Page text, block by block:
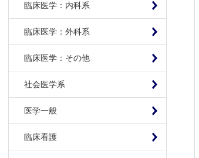
臨床医学：内科系
臨床医学：外科系
臨床医学：その他
社会医学系
医学一般
臨床看護